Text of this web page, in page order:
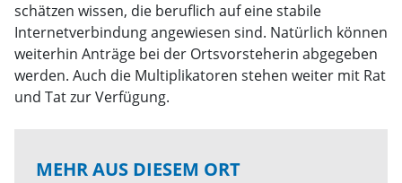
schätzen wissen, die beruflich auf eine stabile
Internetverbindung angewiesen sind. Natürlich können
weiterhin Anträge bei der Ortsvorsteherin abgegeben
werden. Auch die Multiplikatoren stehen weiter mit Rat
und Tat zur Verfügung.
MEHR AUS DIESEM ORT